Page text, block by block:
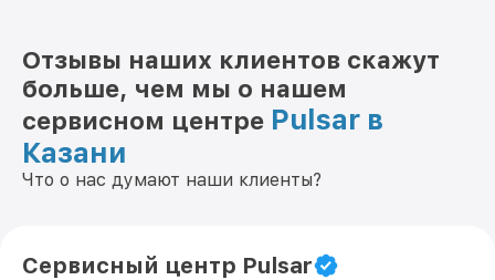
Отзывы наших клиентов скажут
больше, чем мы о нашем
сервисном центре Pulsar в
Казани
Что о нас думают наши клиенты?
Сервисный центр Pulsar